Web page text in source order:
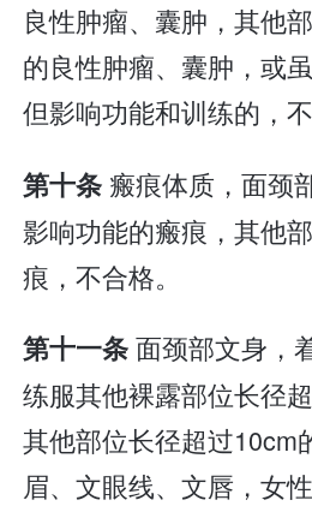
良性肿瘤、囊肿，其他
的良性肿瘤、囊肿，或
但影响功能和训练的，不
第十条 瘢痕体质，面颈
影响功能的瘢痕，其他
痕，不合格。
第十一条面颈部文身，
练服其他裸露部位长径
其他部位长径超过10cm
眉、文眼线、文唇，女